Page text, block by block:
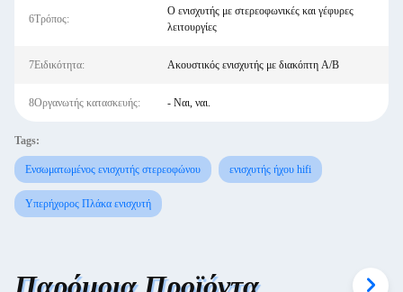
6Τρόπος:
Ο ενισχυτής με στερεοφωνικές και γέφυρες
λειτουργίες
7Ειδικότητα: Ακουστικός ενισχυτής με διακόπτη A/B
8Οργανωτής κατασκευής: - Ναι, ναι.
Tags:
Ενσωματωμένος ενισχυτής στερεοφώνου ενισχυτής ήχου hifi
Υπερήχορος Πλάκα ενισχυτή
Παρόμοια Προϊόντα